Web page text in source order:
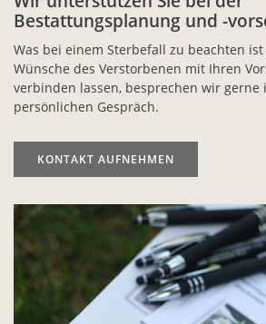
Bestattungsplanung und -
Was bei einem Sterbefall zu beachten
Wünsche des Verstorbenen mit Ihren
verbinden lassen, besprechen wir gerne
persönlichen Gespräch.
KONTAKT AUFNEHMEN